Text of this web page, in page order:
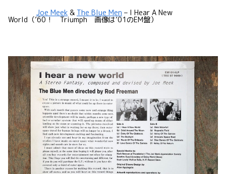
Joe Meek & The Blue Men – I Hear A New
World（’60！ Triumph 画像は’01のEM盤）